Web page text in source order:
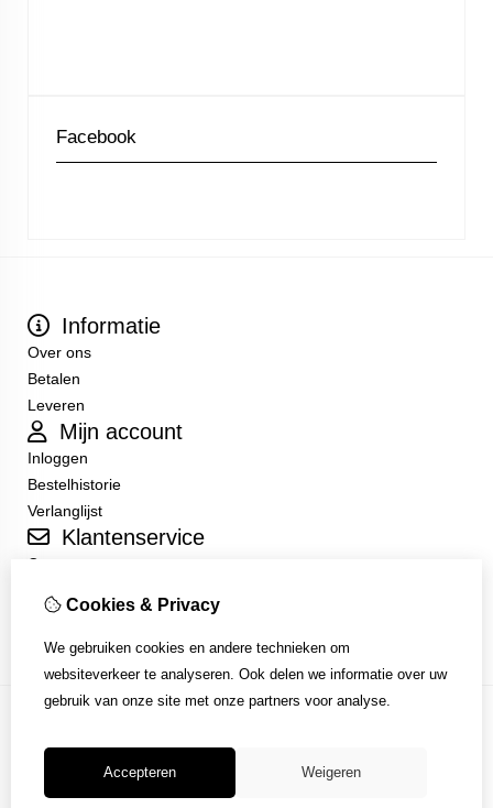
Facebook
Informatie
Over ons
Betalen
Leveren
Mijn account
Inloggen
Bestelhistorie
Verlanglijst
Klantenservice
Contact
Algemene Voorwaarden
Cookies & Privacy
We gebruiken cookies en andere technieken om
websiteverkeer te analyseren. Ook delen we informatie over uw
gebruik van onze site met onze partners voor analyse.
Accepteren Weigeren